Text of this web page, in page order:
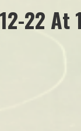
22 At